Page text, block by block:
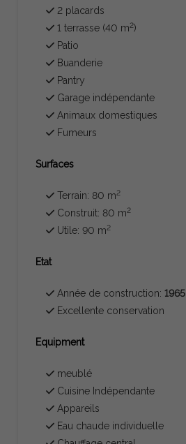
2 placards
1 terrasse (40 m2)
Patio
Buanderie
Pantry
Garage indépendante
Animaux domestiques
Fumeurs
Surfaces
Terrain: 80 m2
Construit: 80 m2
Utile: 90 m2
Etat
Année de construction:1965
Excellente conservation
Equipment
meublé
Cuisine Indépendante
Appareils
Eau chaude individuelle